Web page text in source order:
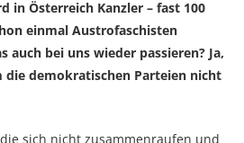
in Österreich Kanzler – fast 100
einmal Austrofaschisten
auch bei uns wieder passieren? Ja,
die demokratischen Parteien nicht
sich nicht zusammenraufen und